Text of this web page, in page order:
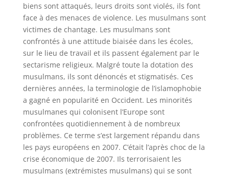
biens sont attaqués, leurs droits sont violés, ils font
face à des menaces de violence. Les musulmans sont
victimes de chantage. Les musulmans sont
confrontés à une attitude biaisée dans les écoles,
sur le lieu de travail et ils passent également par le
sectarisme religieux. Malgré toute la dotation des
musulmans, ils sont dénoncés et stigmatisés. Ces
dernières années, la terminologie de l’islamophobie
a gagné en popularité en Occident. Les minorités
musulmanes qui colonisent l’Europe sont
confrontées quotidiennement à de nombreux
problèmes. Ce terme s’est largement répandu dans
les pays européens en 2007. C’était l’après choc de la
crise économique de 2007. Ils terrorisaient les
musulmans (extrémistes musulmans) qui se sont